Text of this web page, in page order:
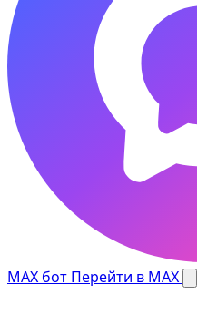
MAX бот Перейти в MAX